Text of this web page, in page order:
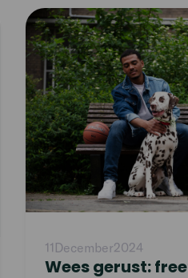
11 December2024
Wees gerust:
Read
article